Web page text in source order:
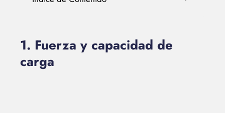
1. Fuerza y capacidad de
carga